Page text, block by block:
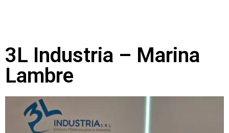
3L Industria – Marina
Lambre